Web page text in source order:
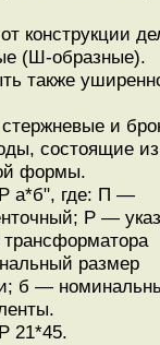
конструкции
(Ш-образные).
также
и
состоящие
формы.
а*б", где: П —
Р —
трансформатора
размер
б —
21*45.